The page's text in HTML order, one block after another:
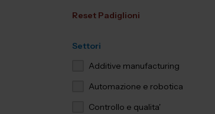
Reset Padiglioni
Settori
Additive manufacturing
Automazione e robotica
Controllo e qualita'